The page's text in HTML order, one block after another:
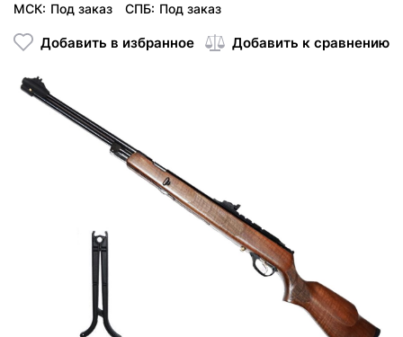
МСК: Под заказ СПБ: Под заказ
Добавить в избранное Добавить к сравнению